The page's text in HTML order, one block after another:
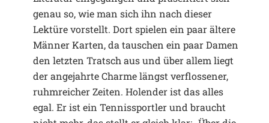
genau so, wie man sich ihn nach dieser
Lektüre vorstellt. Dort spielen ein paar ältere
Männer Karten, da tauschen ein paar Damen
den letzten Tratsch aus und über allem liegt
der angejahrte Charme längst verflossener,
ruhmreicher Zeiten. Holender ist das alles
egal. Er ist ein Tennissportler und braucht